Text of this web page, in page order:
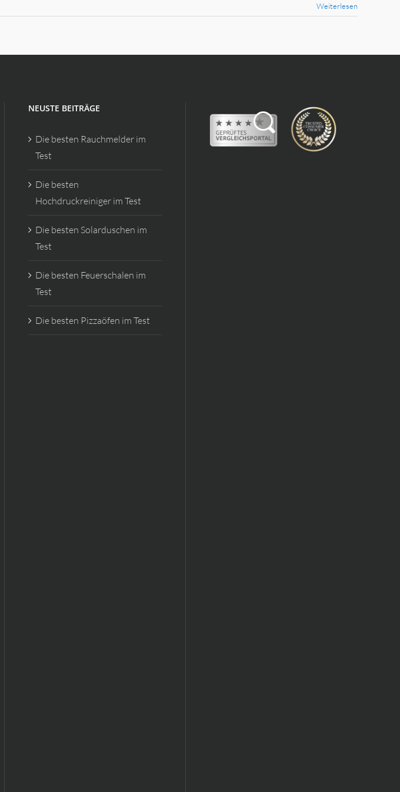
Weiterlesen
NEUSTE BEITRÄGE
Die besten Rauchmelder im
Test
Die besten
Hochdruckreiniger im Test
Die besten Solarduschen im
Test
Die besten Feuerschalen im
Test
Die besten Pizzaöfen im Test